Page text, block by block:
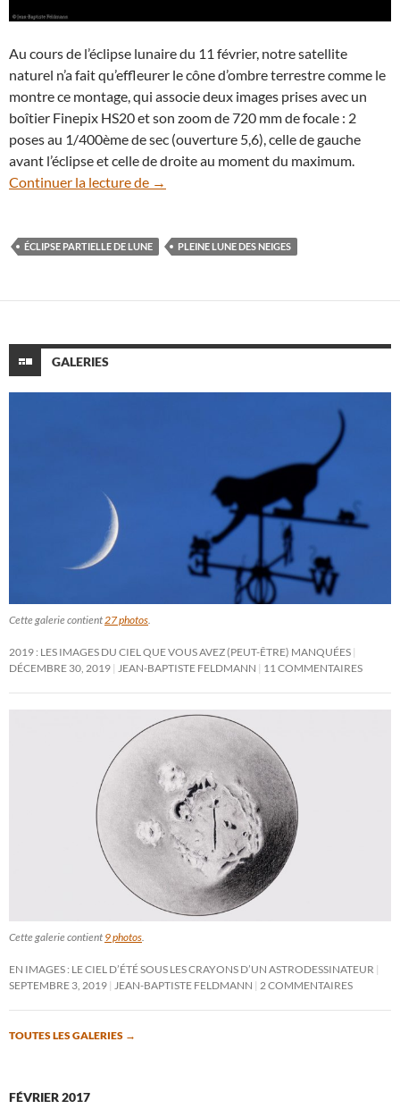
Au cours de l’éclipse lunaire du 11 février, notre satellite
naturel n’a fait qu’effleurer le cône d’ombre terrestre comme le
montre ce montage, qui associe deux images prises avec un
boîtier Finepix HS20 et son zoom de 720 mm de focale : 2
poses au 1/400ème de sec (ouverture 5,6), celle de gauche
avant l’éclipse et celle de droite au moment du maximum.
Continuer la lecture de Voile sombre sur la Pleine Lune des
→
ÉCLIPSE PARTIELLE DE LUNE PLEINE LUNE DES NEIGES
GALERIES
Cette galerie contient27 photos.
2019 : LES IMAGES DU CIEL QUE VOUS AVEZ (PEUT-ÊTRE) MANQUÉES
DÉCEMBRE 30, 2019 JEAN-BAPTISTE FELDMANN 11 COMMENTAIRES
Cette galerie contient 9 photos.
EN IMAGES : LE CIEL D’ÉTÉ SOUS LES CRAYONS D’UN ASTRODESSINATEUR
SEPTEMBRE 3, 2019 JEAN-BAPTISTE FELDMANN 2 COMMENTAIRES
TOUTES LES GALERIES →
FÉVRIER 2017